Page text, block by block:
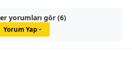
yorumları gör (6)
Yorum Yap